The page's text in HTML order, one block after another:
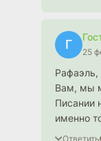
Г
25
Вам, мы
Писании
именно
Ответить